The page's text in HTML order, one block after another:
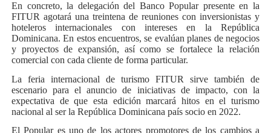
En concreto, la delegación del Banco Popular presente en la
FITUR agotará una treintena de reuniones con inversionistas y
hoteleros internacionales con intereses en la República
Dominicana. En estos encuentros, se evalúan planes de negocios
y proyectos de expansión, así como se fortalece la relación
comercial con cada cliente de forma particular.
La feria internacional de turismo FITUR sirve también de
escenario para el anuncio de iniciativas de impacto, con la
expectativa de que esta edición marcará hitos en el turismo
nacional al ser la República Dominicana país socio en 2022.
El Popular es uno de los actores promotores de los cambios a